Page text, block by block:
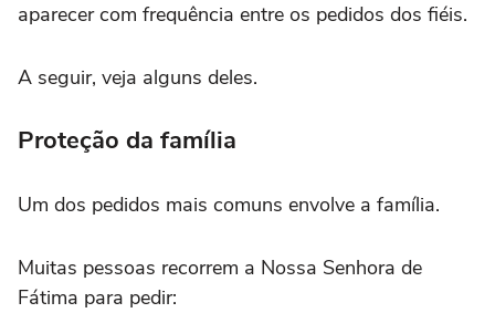
aparecer com frequência entre os pedidos dos fiéis.
A seguir, veja alguns deles.
Proteção da família
Um dos pedidos mais comuns envolve a família.
Muitas pessoas recorrem a Nossa Senhora de
Fátima para pedir: